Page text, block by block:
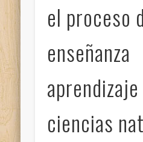
el proceso
enseñanza
ciencias